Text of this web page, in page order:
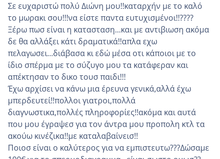
Σε ευχαριστώ πολύ Διώνη μου!!καταρχήν με το καλό
το μωρακι σου!!!να είστε παντα ευτυχισμένοι!!????
Ξέρω πωσ είναι η κατασταση...και με αντιβιωση ακόμα
δε θα αλλάξει κάτι δραματικά!!απλα εχω
πελαγωσει...διάβασα κι εδώ μέσα οτι κάποιοι με το
ίδιο σπέρμα με το σύζυγο μου τα κατάφεραν και
απέκτησαν το δικο τουσ παιδι!!!
Έχω αρχίσει να κάνω μια έρευνα γενικά,αλλά έχω
μπερδευτεί!!πολλοι γιατροι,πολλά
διαγνωστικα,πολλές πληροφορίες!!ακόμα και αυτά
που μου έγραψεσ για τον άντρα μου προπολη κτλ τα
ακούω κινέζικα!!με καταλαβαίνεισ!!
Ποιοσ είναι ο καλύτερος για να εμπιστευτω???Δώσαμε